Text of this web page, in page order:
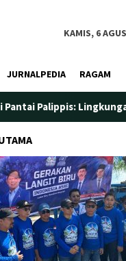
KAMIS, 6
JURNALPEDIA RAGAM
Lingkungan dan